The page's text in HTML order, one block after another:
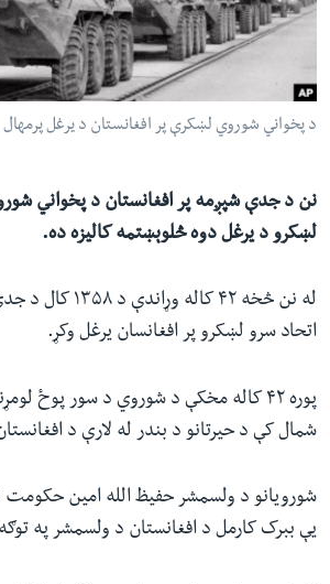
ځای
له مونږ سره په تماس کې پاتې شئ
د پخواني شوروي لښکرې پر افغانستان د یرغل پرمهال
نن د جدې شپږمه پر افغانستان د پخواني
لښکرو د یرغل دوه څلوېښتمه کالیزه ده.
له نن څخه ۴۲
اتحاد سرو لښکرو پر افغانسان یرغل وکړ.
پوره ۴۲ کاله مخکې د شوروي د سور پوځ
شمال کې د حیرتانو د بندر له لارې د
شورویانو د ولسمشر حفیظ الله امین حکومت
یې ببرک کارمل د افغانستان د ولسمشر په